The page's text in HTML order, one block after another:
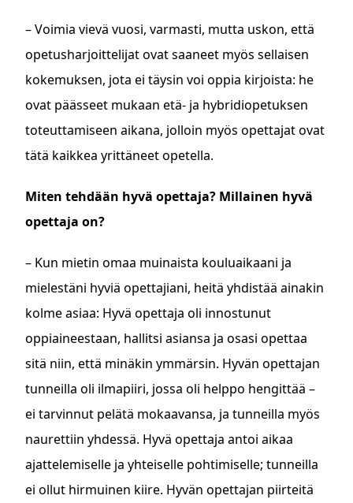
– Voimia vievä vuosi, varmasti, mutta uskon, että
opetusharjoittelijat ovat saaneet myös sellaisen
kokemuksen, jota ei täysin voi oppia kirjoista: he
ovat päässeet mukaan etä- ja hybridiopetuksen
toteuttamiseen aikana, jolloin myös opettajat ovat
tätä kaikkea yrittäneet opetella.
Miten tehdään hyvä opettaja? Millainen hyvä
opettaja on?
– Kun mietin omaa muinaista kouluaikaani ja
mielestäni hyviä opettajiani, heitä yhdistää ainakin
kolme asiaa: Hyvä opettaja oli innostunut
oppiaineestaan, hallitsi asiansa ja osasi opettaa
sitä niin, että minäkin ymmärsin. Hyvän opettajan
tunneilla oli ilmapiiri, jossa oli helppo hengittää –
ei tarvinnut pelätä mokaavansa, ja tunneilla myös
naurettiin yhdessä. Hyvä opettaja antoi aikaa
ajattelemiselle ja yhteiselle pohtimiselle; tunneilla
ei ollut hirmuinen kiire. Hyvän opettajan piirteitä